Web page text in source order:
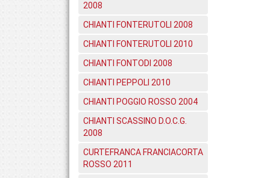
2008
CHIANTI FONTERUTOLI 2008
CHIANTI FONTERUTOLI 2010
CHIANTI FONTODI 2008
CHIANTI PEPPOLI 2010
CHIANTI POGGIO ROSSO 2004
CHIANTI SCASSINO D.O.C.G.
2008
CURTEFRANCA FRANCIACORTA
ROSSO 2011